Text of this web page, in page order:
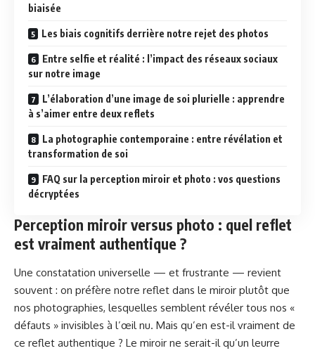
biaisée
Les biais cognitifs derrière notre rejet des photos
Entre selfie et réalité : l’impact des réseaux sociaux
sur notre image
L’élaboration d’une image de soi plurielle : apprendre
à s’aimer entre deux reflets
La photographie contemporaine : entre révélation et
transformation de soi
FAQ sur la perception miroir et photo : vos questions
décryptées
Perception miroir versus photo : quel reflet
est vraiment authentique ?
Une constatation universelle — et frustrante — revient
souvent : on préfère notre reflet dans le miroir plutôt que
nos photographies, lesquelles semblent révéler tous nos «
défauts » invisibles à l’œil nu. Mais qu’en est-il vraiment de
ce reflet authentique ? Le miroir ne serait-il qu’un leurre